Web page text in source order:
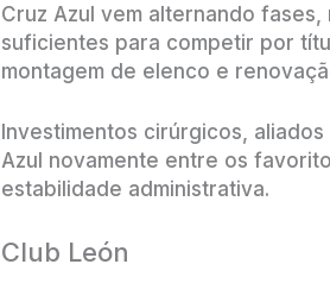
Cruz Azul vem alternando
suficientes para competir por
montagem de elenco e
Investimentos cirúrgicos,
Azul novamente entre os
estabilidade administrativa.
Club León